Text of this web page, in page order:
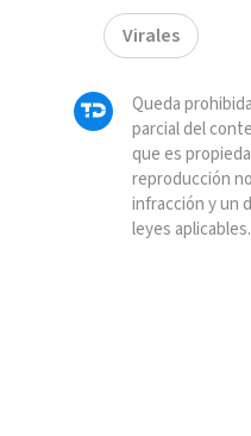
Virales
Queda
parcial del
que es
reproducción
infracción y un
leyes aplicables.